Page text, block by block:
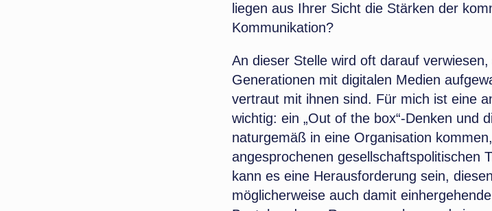
liegen aus Ihrer Sicht die Stärken der
Kommunikation?
An dieser Stelle wird oft darauf
Generationen mit digitalen Medien
vertraut mit ihnen sind. Für mich ist eine
wichtig: ein „Out of the box“-Denken und
naturgemäß in eine Organisation
angesprochenen gesellschaftspolitischen
kann es eine Herausforderung sein,
möglicherweise auch damit